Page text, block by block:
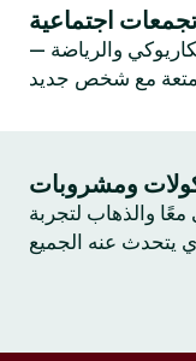
اجتماعية
والرياضة —
ومشروبات
والذهاب لتجربة